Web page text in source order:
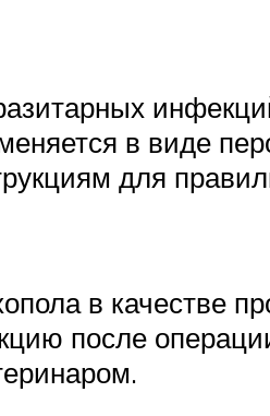
в виде
для
в качестве
после